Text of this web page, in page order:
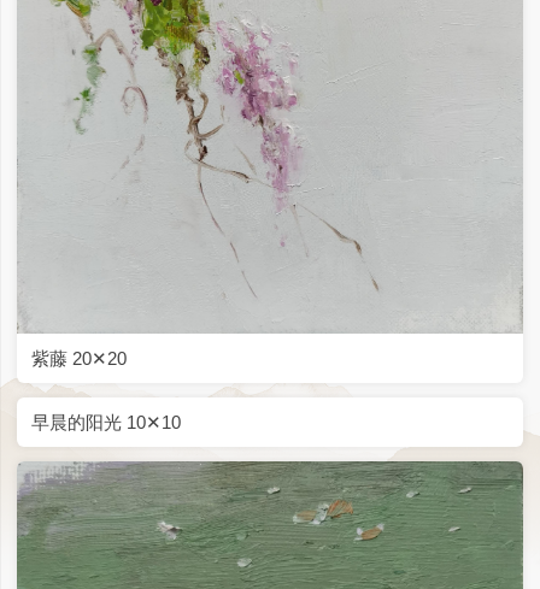
紫藤 20✕20
早晨的阳光 10✕10